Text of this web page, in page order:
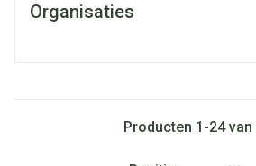
Organisaties
Producten 1 -24van